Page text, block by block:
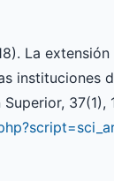
La
instituciones